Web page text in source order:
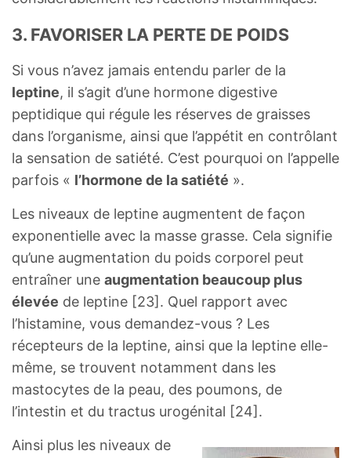
3. FAVORISER LA PERTE DE POIDS
Si vous n’avez jamais entendu parler de la
leptine, il s’agit d’une hormone digestive
peptidique qui régule les réserves de graisses
dans l’organisme, ainsi que l’appétit en contrôlant
la sensation de satiété. C’est pourquoi on l’appelle
parfois « l’hormone de la satiété ».
Les niveaux de leptine augmentent de façon
exponentielle avec la masse grasse. Cela signifie
qu’une augmentation du poids corporel peut
entraîner une augmentation beaucoup plus
élevée de leptine [23]. Quel rapport avec
l’histamine, vous demandez-vous ? Les
récepteurs de la leptine, ainsi que la leptine elle-
même, se trouvent notamment dans les
mastocytes de la peau, des poumons, de
l’intestin et du tractus urogénital [24].
Ainsi plus les niveaux de